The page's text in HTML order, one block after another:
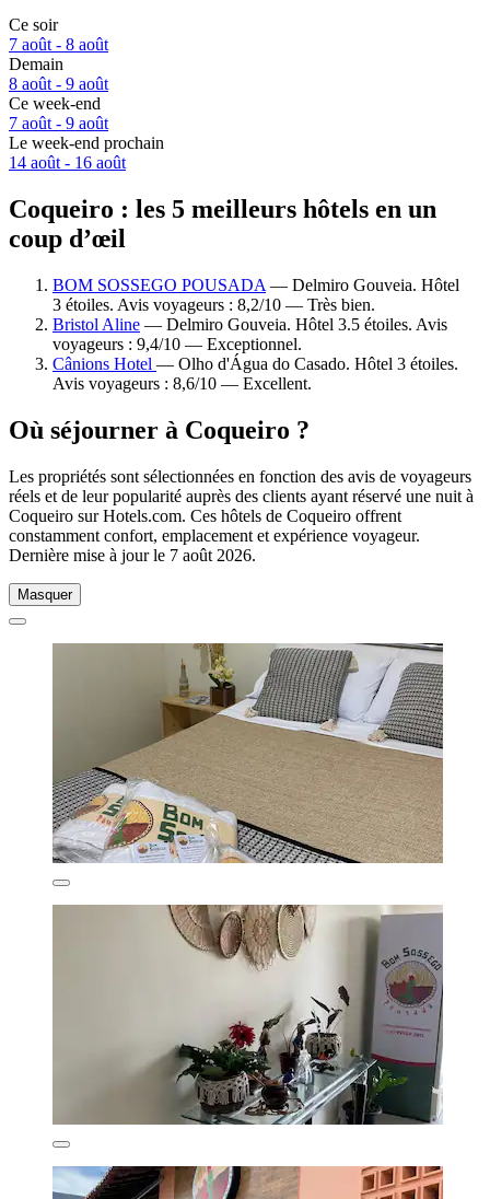
Ce soir
7 août - 8 août
Demain
8 août - 9 août
Ce week-end
7 août - 9 août
Le week-end prochain
14 août - 16 août
Coqueiro : les 5 meilleurs hôtels en un
coup d’œil
BOM SOSSEGO POUSADA — Delmiro Gouveia. Hôtel
3 étoiles. Avis voyageurs : 8,2/10 — Très bien.
Bristol Aline — Delmiro Gouveia. Hôtel 3.5 étoiles. Avis
voyageurs : 9,4/10 — Exceptionnel.
Cânions Hotel — Olho d'Água do Casado. Hôtel 3 étoiles.
Avis voyageurs : 8,6/10 — Excellent.
Où séjourner à Coqueiro ?
Les propriétés sont sélectionnées en fonction des avis de voyageurs
réels et de leur popularité auprès des clients ayant réservé une nuit à
Coqueiro sur Hotels.com. Ces hôtels de Coqueiro offrent
constamment confort, emplacement et expérience voyageur.
Dernière mise à jour le 7 août 2026.
Masquer